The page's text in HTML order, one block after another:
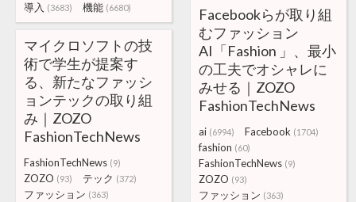
導入 (3683) 機能 (6680)
Facebookらが取り組
むファッション
AI「Fashion 」、最小
の工夫でオシャレに
みせる｜ZOZO
FashionTechNews
ai (6994) Facebook (1704)
fashion (60)
FashionTechNews (9)
ZOZO (93)
ファッション (363)
マイクロソフトの技
術で学生が提案す
る、新たなファッシ
ョンテックの取り組
み｜ZOZO
FashionTechNews
FashionTechNews (9)
ZOZO (93) テック (372)
ファッション (363)